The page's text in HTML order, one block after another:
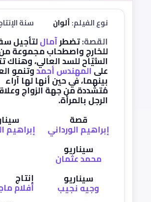
نوع الفيلم:ألوان سنة
القصة:تضطرآماللتأجيل
للخارج واصطحاب مجموعة
السُّيّاح للسد العالي، وهناك
علىالمهندس أحمدوتنمو
بينهما، في حين أنها لها آراء
مُتشددة من جهة الزواج
الرجل بالمرأة.
قصة
إبراهيم الورداني
إبراهيم
سيناريو
محمد عثمان
سيناريو
وجيه نجيب
إنتاج
أفلام